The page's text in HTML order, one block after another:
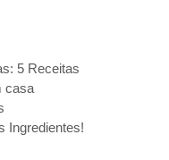
5 Receitas
casa
Ingredientes!